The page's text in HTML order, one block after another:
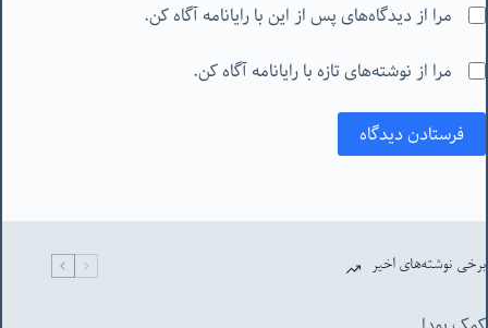
مرا از دیدگاه‌های پس از این با رایانامه آگاه کن.
مرا از نوشته‌های تازه با رایانامه آگاه کن.
فرستادن دیدگاه
برخی نوشته‌های اخیر